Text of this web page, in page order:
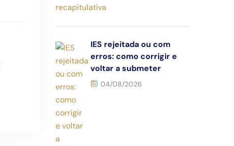
IES rejeitada ou com
erros: como corrigir e
voltar a submeter
04/08/2026